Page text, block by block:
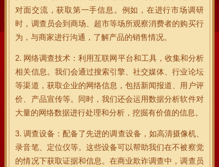
对面交流，获取第一手信息。例如，在进行市场调研
时，调查员会到商场、超市等场所观察消费者的购买行
为，与商家进行沟通，了解产品的销售情况。
2. 网络调查技术：利用互联网平台和工具，收集和分析
相关信息。我们会通过搜索引擎、社交媒体、行业论坛
等渠道，获取企业的网络信息，包括新闻报道、用户评
价、产品宣传等。同时，我们还会运用数据分析软件对
大量的网络数据进行处理和分析，挖掘有价值的信息。
3. 调查设备：配备了先进的调查设备，如高清摄像机、
录音笔、定位仪等。这些设备可以帮助我们在不被察觉
的情况下获取证据和信息。在商业欺诈调查中，调查员